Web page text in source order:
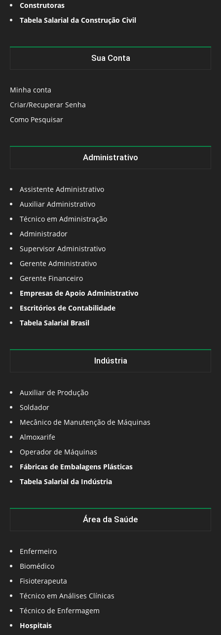
Construtoras
Tabela Salarial da Construção Civil
Sua Conta
Minha conta
Criar/Recuperar Senha
Como Pesquisar
Administrativo
Assistente Administrativo
Auxiliar Administrativo
Técnico em Administração
Administrador
Supervisor Administrativo
Gerente Administrativo
Gerente Financeiro
Empresas de Apoio Administrativo
Escritórios de Contabilidade
Tabela Salarial Brasil
Indústria
Auxiliar de Produção
Soldador
Mecânico de Manutenção de Máquinas
Almoxarife
Operador de Máquinas
Fábricas de Embalagens Plásticas
Tabela Salarial da Indústria
Área da Saúde
Enfermeiro
Biomédico
Fisioterapeuta
Técnico em Análises Clínicas
Técnico de Enfermagem
Hospitais